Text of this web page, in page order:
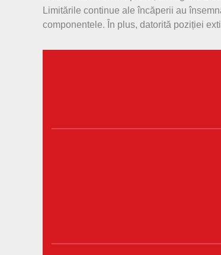
Limitările continue ale încăperii au
componentele. În plus, datorită poziției